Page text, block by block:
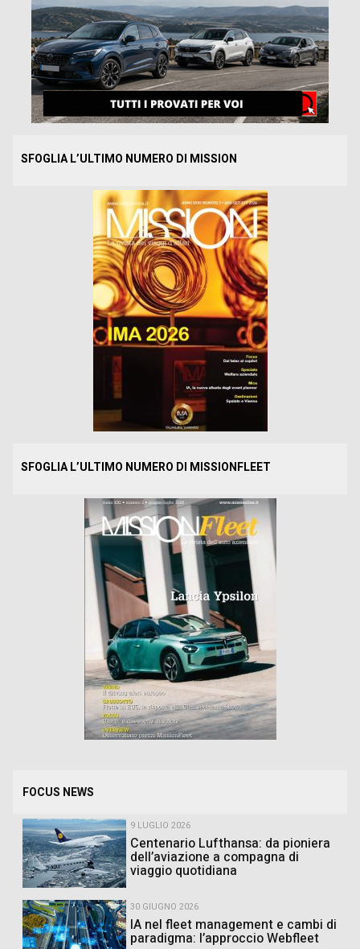
SFOGLIA L’ULTIMO NUMERO DI MISSION
SFOGLIA L’ULTIMO NUMERO DI MISSIONFLEET
FOCUS NEWS
9 LUGLIO 2026
Centenario Lufthansa: da pioniera
dell’aviazione a compagna di
viaggio quotidiana
30 GIUGNO 2026
IA nel fleet management e cambi di
paradigma: l’approccio Webfleet